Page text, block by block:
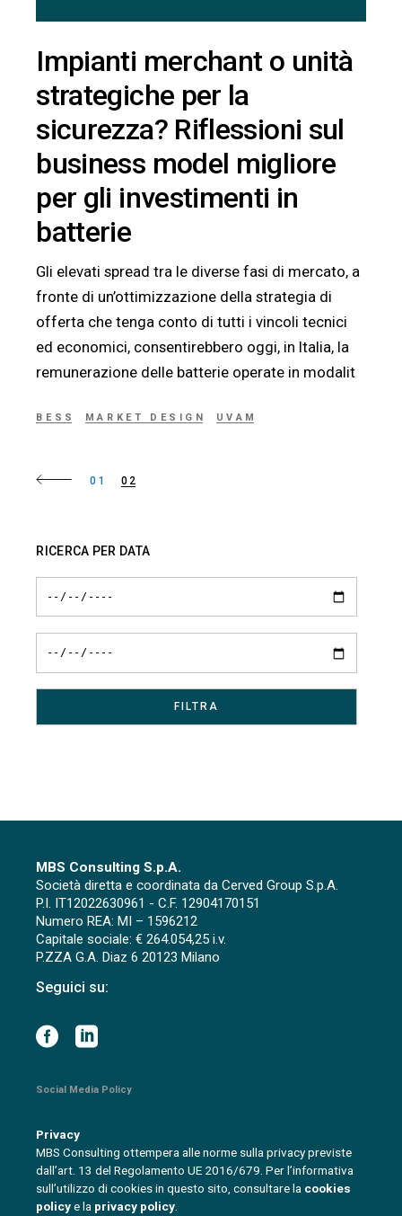
Impianti merchant o unità
strategiche per la
sicurezza? Riflessioni sul
business model migliore
per gli investimenti in
batterie
Gli elevati spread tra le diverse fasi di mercato, a
fronte di un’ottimizzazione della strategia di
offerta che tenga conto di tutti i vincoli tecnici
ed economici, consentirebbero oggi, in Italia, la
remunerazione delle batterie operate in modalit
BESS MARKET DESIGN UVAM
Paginazione
articoli
01 02
RICERCA PER DATA
MBS Consulting S.p.A.
Società diretta e coordinata da Cerved Group S.p.A.
P.I. IT12022630961 - C.F. 12904170151
Numero REA: MI – 1596212
Capitale sociale: € 264.054,25 i.v.
P.ZZA G.A. Diaz 6 20123 Milano
Seguici su:
Social Media Policy
Privacy
MBS Consulting ottempera alle norme sulla privacy previste
dall’art. 13 del Regolamento UE 2016/679. Per l’informativa
sull’utilizzo di cookies in questo sito, consultare la cookies
policye la privacy policy.